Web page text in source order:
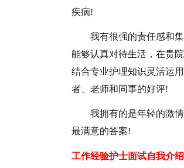
疾病!
我有很强的责任感和
能够认真对待生活，在贵
结合专业护理知识灵活运
者、老师和同事的好评!
我拥有的是年轻的激
最满意的答案!
工作经验护士面试自我介